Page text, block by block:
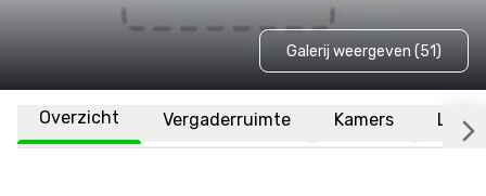
Galerij weergeven (51)
Overzicht Vergaderruimte Kamers